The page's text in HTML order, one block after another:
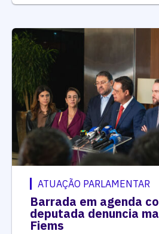
ATUAÇÃO PARLAMENTAR
Barrada em agenda
deputada denuncia
Fiems